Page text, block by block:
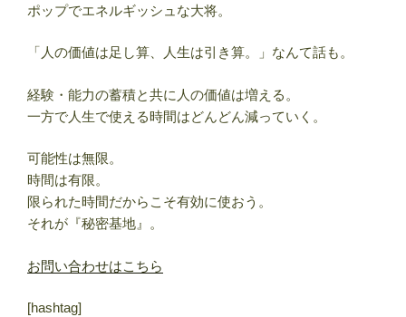
ポップでエネルギッシュな大将。
「人の価値は足し算、人生は引き算。」なんて話も。
経験・能力の蓄積と共に人の価値は増える。
一方で人生で使える時間はどんどん減っていく。
可能性は無限。
時間は有限。
限られた時間だからこそ有効に使おう。
それが『秘密基地』。
お問い合わせはこちら
[hashtag]